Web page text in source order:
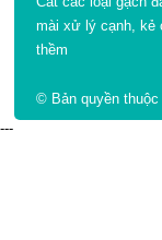
mài xử lý cạnh, kẻ
thềm
© Bản quyền
---